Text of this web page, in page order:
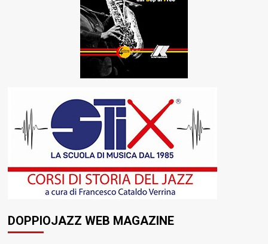
DOPPIOJAZZ WEB MAGAZINE